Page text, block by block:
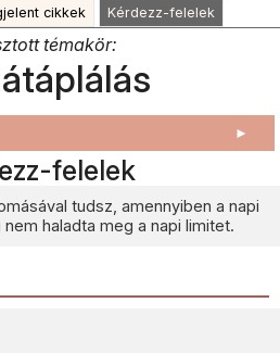
cikkek Kérdezz-felelek
témakör:
►
felelek
tudsz, amennyiben a napi
haladta meg a napi limitet.